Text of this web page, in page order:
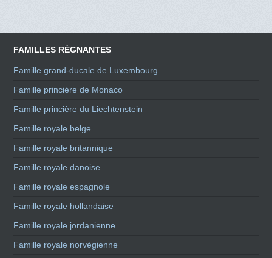
FAMILLES RÉGNANTES
Famille grand-ducale de Luxembourg
Famille princière de Monaco
Famille princière du Liechtenstein
Famille royale belge
Famille royale britannique
Famille royale danoise
Famille royale espagnole
Famille royale hollandaise
Famille royale jordanienne
Famille royale norvégienne